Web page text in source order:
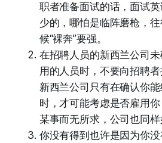
职者准备面试的话，面试
少的，哪怕是临阵磨枪，
候“裸奔”要强。
在招聘人员的新西兰公司
用的人员时，不要向招聘
新西兰公司只有在确认你
时，才可能考虑是否雇用
某事而无所求，公司也同样
你没有得到也许是因为你